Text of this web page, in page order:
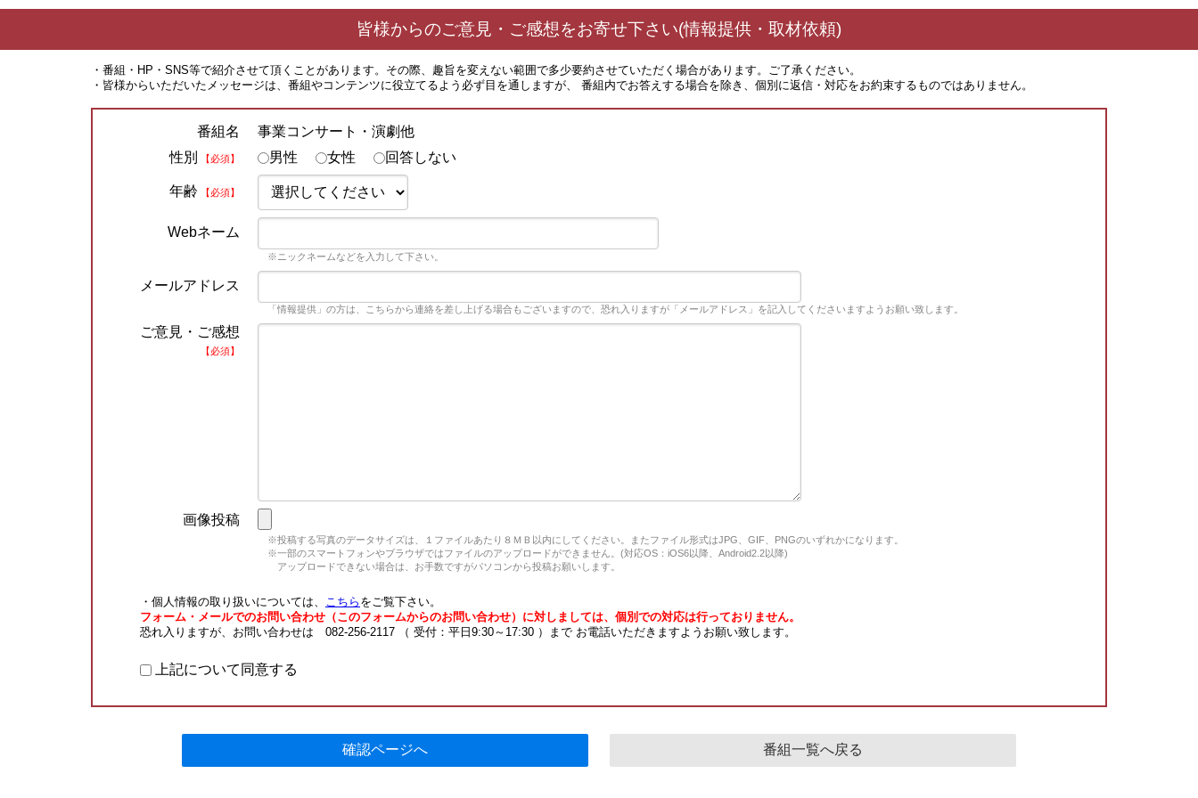
皆様からのご意見・ご感想をお寄せ下さい(情報提供・取材依頼)
・番組・HP・SNS等で紹介させて頂くことがあります。その際、趣旨を変えない範囲で多少要約させていただく場合があります。ご了承ください。
・皆様からいただいたメッセージは、番組やコンテンツに役立てるよう必ず目を通しますが、 番組内でお答えする場合を除き、個別に返信・対応をお約束するものではありません。
番組名
事業コンサート・演劇他
性別
【必須】 男性 女性 回答しない
年齢 【必須】
Webネーム
※ニックネームなどを入力して下さい。
メールアドレス
「情報提供」の方は、こちらから連絡を差し上げる場合もございますので、恐れ入りますが「メールアドレス」を記入してくださいますようお願い致します。
ご意見・ご感想
【必須】
画像投稿
※投稿する写真のデータサイズは、１ファイルあたり８ＭＢ以内にしてください。またファイル形式はJPG、GIF、PNGのいずれかになります。
※一部のスマートフォンやブラウザではファイルのアップロードができません。(対応OS：iOS6以降、Android2.2以降)
アップロードできない場合は、お手数ですがパソコンから投稿お願いします。
・個人情報の取り扱いについては、 こちら をご覧下さい。
フォーム・メールでのお問い合わせ（このフォームからのお問い合わせ）に対しましては、個別での対応は行っておりません。
恐れ入りますが、お問い合わせは 082-256-2117 （ 受付：平日9:30～17:30 ）まで お電話いただきますようお願い致します。
上記について同意する
確認ページへ 番組一覧へ戻る